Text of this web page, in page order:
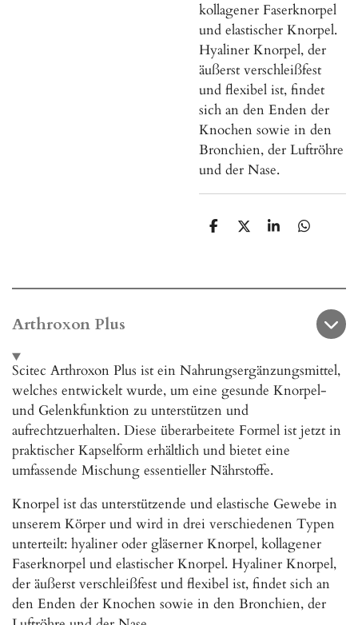
kollagener Faserknorpel
und elastischer Knorpel.
Hyaliner Knorpel, der
äußerst verschleißfest
und flexibel ist, findet
sich an den Enden der
Knochen sowie in den
Bronchien, der Luftröhre
und der Nase.
T
e
T
e
T
e
T
e
Arthroxon Plus
Scitec Arthroxon Plus ist ein Nahrungsergänzungsmittel,
welches entwickelt wurde, um eine gesunde Knorpel-
und Gelenkfunktion zu unterstützen und
aufrechtzuerhalten. Diese überarbeitete Formel ist jetzt in
praktischer Kapselform erhältlich und bietet eine
umfassende Mischung essentieller Nährstoffe.
Knorpel ist das unterstützende und elastische Gewebe in
unserem Körper und wird in drei verschiedenen Typen
unterteilt: hyaliner oder gläserner Knorpel, kollagener
Faserknorpel und elastischer Knorpel. Hyaliner Knorpel,
der äußerst verschleißfest und flexibel ist, findet sich an
den Enden der Knochen sowie in den Bronchien, der